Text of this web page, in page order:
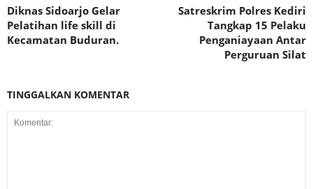
Diknas Sidoarjo Gelar
Pelatihan life skill di
Kecamatan Buduran.
Satreskrim Polres Kediri
Tangkap 15 Pelaku
Penganiayaan Antar
Perguruan Silat
TINGGALKAN KOMENTAR